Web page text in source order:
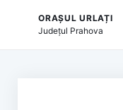
ORAȘUL URLAȚI
Județul Prahova